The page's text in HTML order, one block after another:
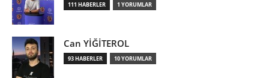
111 HABERLER 1 YORUMLAR
Can YİĞİTEROL
93 HABERLER 10 YORUMLAR